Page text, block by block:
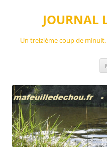
JOURNAL
Un treizième coup de